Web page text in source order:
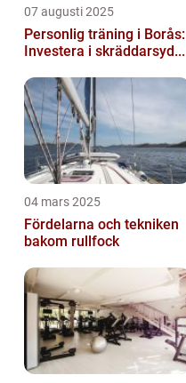
07 augusti 2025
Personlig träning i Borås:
Investera i skräddarsyd...
04 mars 2025
Fördelarna och tekniken
bakom rullfock